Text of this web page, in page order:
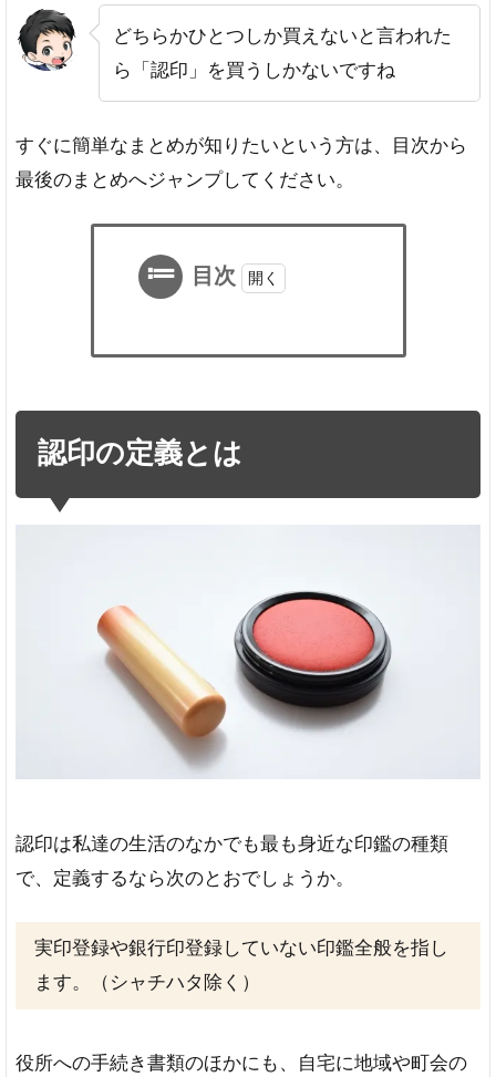
どちらかひとつしか買えないと言われた
ら「認印」を買うしかないですね
すぐに簡単なまとめが知りたいという方は、目次から
最後のまとめへジャンプしてください。
目次
の
定
義
チ
ハ
タ
の
定
は
認
印
シ
ャ
ハ
タ
素
認印の定義とは
認印は私達の生活のなかでも最も身近な印鑑の種類
で、定義するなら次のとおでしょうか。
実印登録や銀行印登録していない印鑑全般を指し
ます。（シャチハタ除く）
役所への手続き書類のほかにも、自宅に地域や町会の